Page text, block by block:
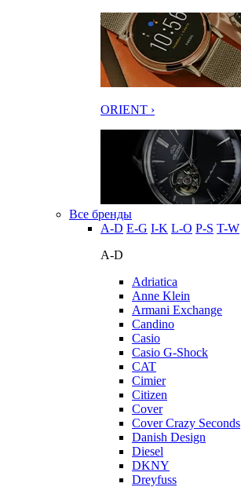
ORIENT ›
Все бренды
A-D E-G I-K L-O P-S T-W
A-D
Adriatica
Anne Klein
Armani Exchange
Candino
Casio
Casio G-Shock
CAT
Cimier
Citizen
Cover
Cover Crazy Seconds
Danish Design
Diesel
DKNY
Dreyfuss